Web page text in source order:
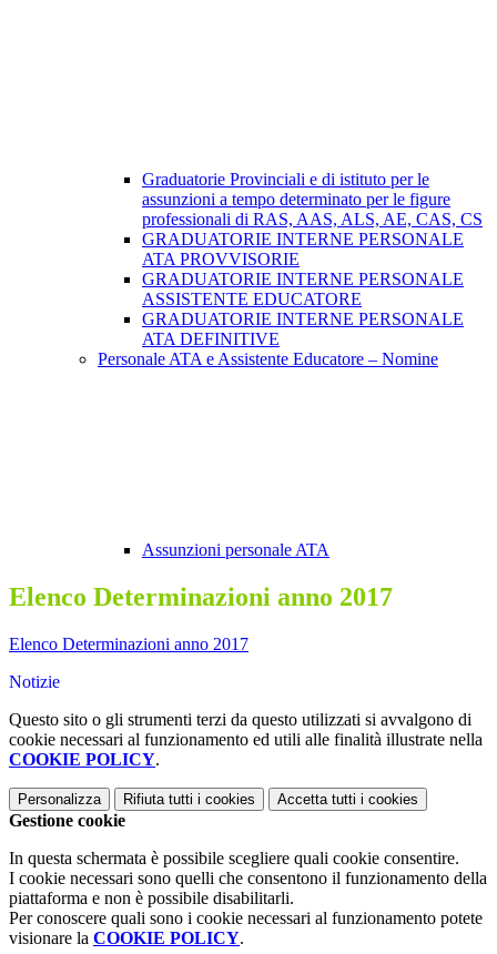
Graduatorie Provinciali e di istituto per le
assunzioni a tempo determinato per le figure
professionali di RAS, AAS, ALS, AE, CAS, CS
GRADUATORIE INTERNE PERSONALE
ATA PROVVISORIE
GRADUATORIE INTERNE PERSONALE
ASSISTENTE EDUCATORE
GRADUATORIE INTERNE PERSONALE
ATA DEFINITIVE
Personale ATA e Assistente Educatore – Nomine
Assunzioni personale ATA
Elenco Determinazioni anno 2017
Elenco Determinazioni anno 2017
Notizie
Questo sito o gli strumenti terzi da questo utilizzati si avvalgono di
cookie necessari al funzionamento ed utili alle finalità illustrate nella
COOKIE POLICY.
Personalizza Rifiuta tutti i cookies Accetta tutti i cookies
Gestione cookie
In questa schermata è possibile scegliere quali cookie consentire.
I cookie necessari sono quelli che consentono il funzionamento della
piattaforma e non è possibile disabilitarli.
Per conoscere quali sono i cookie necessari al funzionamento potete
visionare la COOKIE POLICY.